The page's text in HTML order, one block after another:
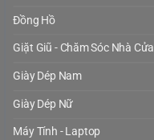
Đồng Hồ
Giặt Giũ - Chăm Sóc Nhà Cửa
Giày Dép Nam
Giày Dép Nữ
Máy Tính - Laptop